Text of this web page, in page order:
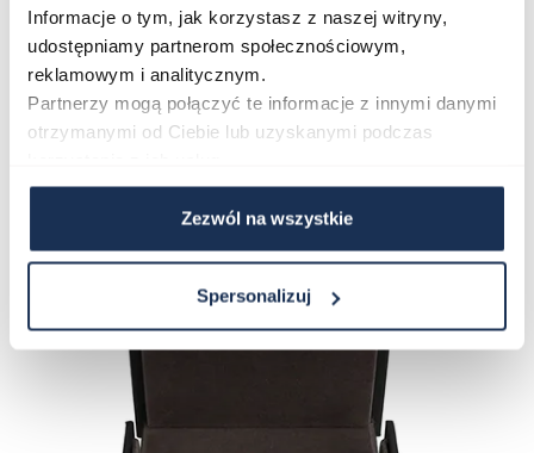
Informacje o tym, jak korzystasz z naszej witryny,
udostępniamy partnerom społecznościowym,
reklamowym i analitycznym.
Partnerzy mogą połączyć te informacje z innymi danymi
otrzymanymi od Ciebie lub uzyskanymi podczas
Zezwól na wszystkie
Spersonalizuj
W zestawie z zegarkiem znajdziesz:
- oryginalne pudełko
- 3-letnią gwarancję
- instrukcję obsługi